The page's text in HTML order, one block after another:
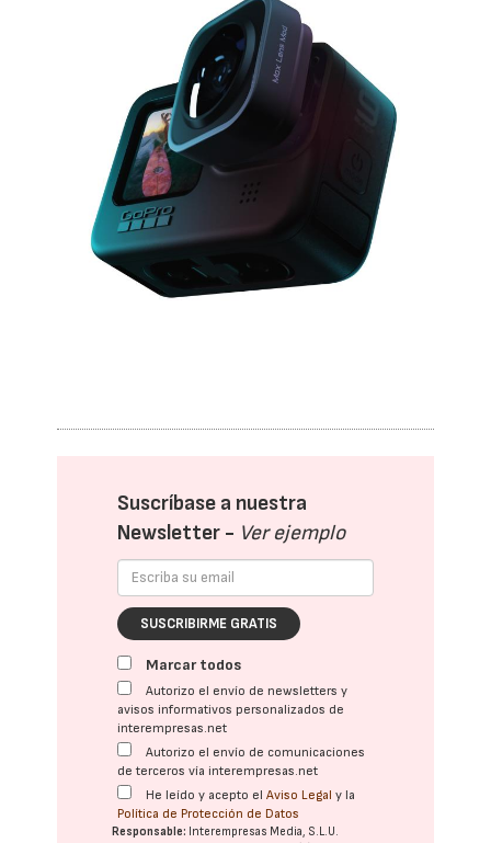
Suscríbase a nuestra
Newsletter - Ver ejemplo
SUSCRIBIRME GRATIS
Marcar todos
Autorizo el envío de newsletters y
avisos informativos personalizados de
interempresas.net
Autorizo el envío de comunicaciones
de terceros vía interempresas.net
He leído y acepto elAviso Legal y la
Política de Protección de Datos
Responsable: Interempresas Media, S.L.U.